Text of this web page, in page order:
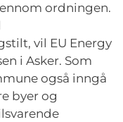
ordningen.
vil EU Energy
i Asker. Som
også inngå
byer og